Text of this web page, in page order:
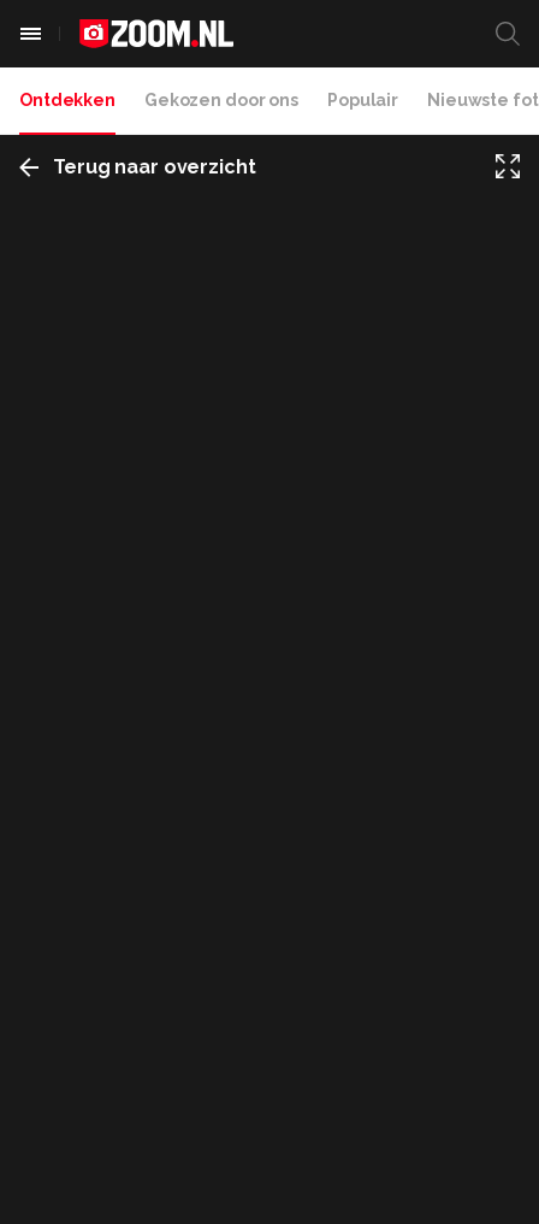
Ontdekken Gekozen door ons Populair Nieuwste
Terug naar overzicht